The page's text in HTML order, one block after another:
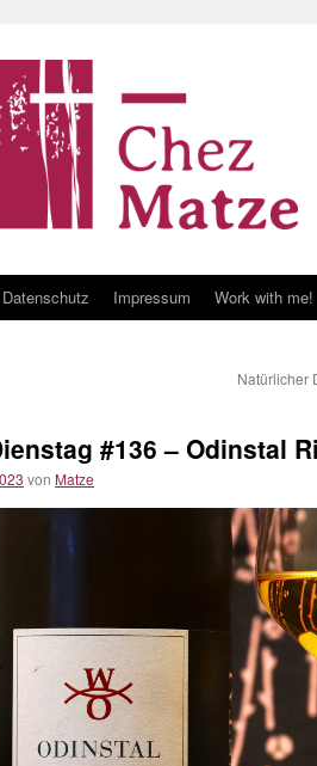
Datenschutz Impressum Work with me!
Natürlicher
#136 – Odinstal
von Matze